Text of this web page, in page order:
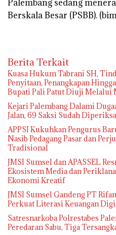
Palembang sedang
Berskala Besar (PSBB). (
Berita Terkait
‎Kuasa Hukum Tabrani SH,
Penyitaan, Penangkapan
Bupati Pali Patut Diuji Melalui
Kejari Palembang Dalami
Jalan, 69 Saksi Sudah Diperiksa
APPSI Kukuhkan Pengurus
Nasib Pedagang Pasar dan
Tradisional
JMSI Sumsel dan APASSEL
Ekosistem Media dan
Ekonomi Kreatif
JMSI Sumsel Gandeng PT
Perkuat Literasi Keuangan
Satresnarkoba Polrestabes
Peredaran Sabu, Tiga